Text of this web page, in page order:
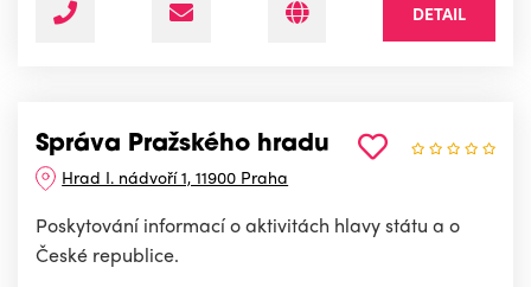
DETAIL
Správa Pražského hradu
Hrad I. nádvoří 1, 11900 Praha
Poskytování informací o aktivitách hlavy státu a o
České republice.